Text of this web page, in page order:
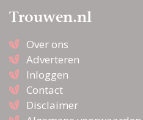
Trouwen.nl
Over ons
Adverteren
Inloggen
Contact
Disclaimer